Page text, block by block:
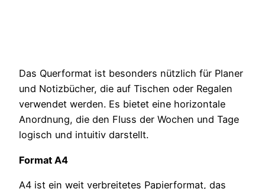
Das Querformat ist besonders nützlich für Planer
und Notizbücher, die auf Tischen oder Regalen
verwendet werden. Es bietet eine horizontale
Anordnung, die den Fluss der Wochen und Tage
logisch und intuitiv darstellt.
Format A4
A4 ist ein weit verbreitetes Papierformat, das